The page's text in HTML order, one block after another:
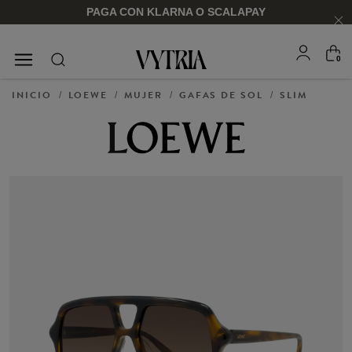
PAGA CON KLARNA O SCALAPAY
GAFAS DE SOL
PARA ÉL
COMPRAR AHORA
MONTURAS
PARA ÉL
COMPRAR AHORA
0
INICIO / LOEWE / MUJER / GAFAS DE SOL / SLIM